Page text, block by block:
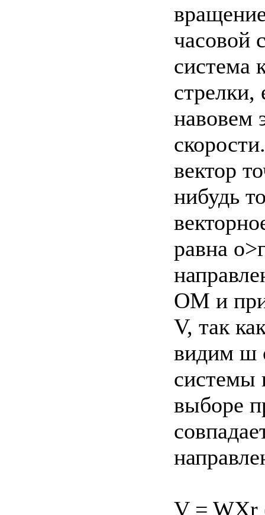
часовой
система
стрелки,
навовем
вектор
нибудь
равна
OM и
V, так
видим ш
системы
выборе
V = WXr